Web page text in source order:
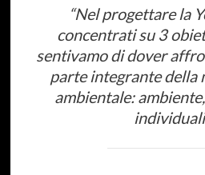
“Nel progettare la
concentrati su 3
sentivamo di dover
parte integrante della
ambientale: